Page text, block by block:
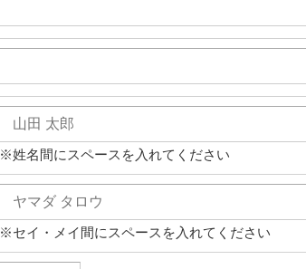
※姓名間にスペースを入れてください
※セイ・メイ間にスペースを入れてください